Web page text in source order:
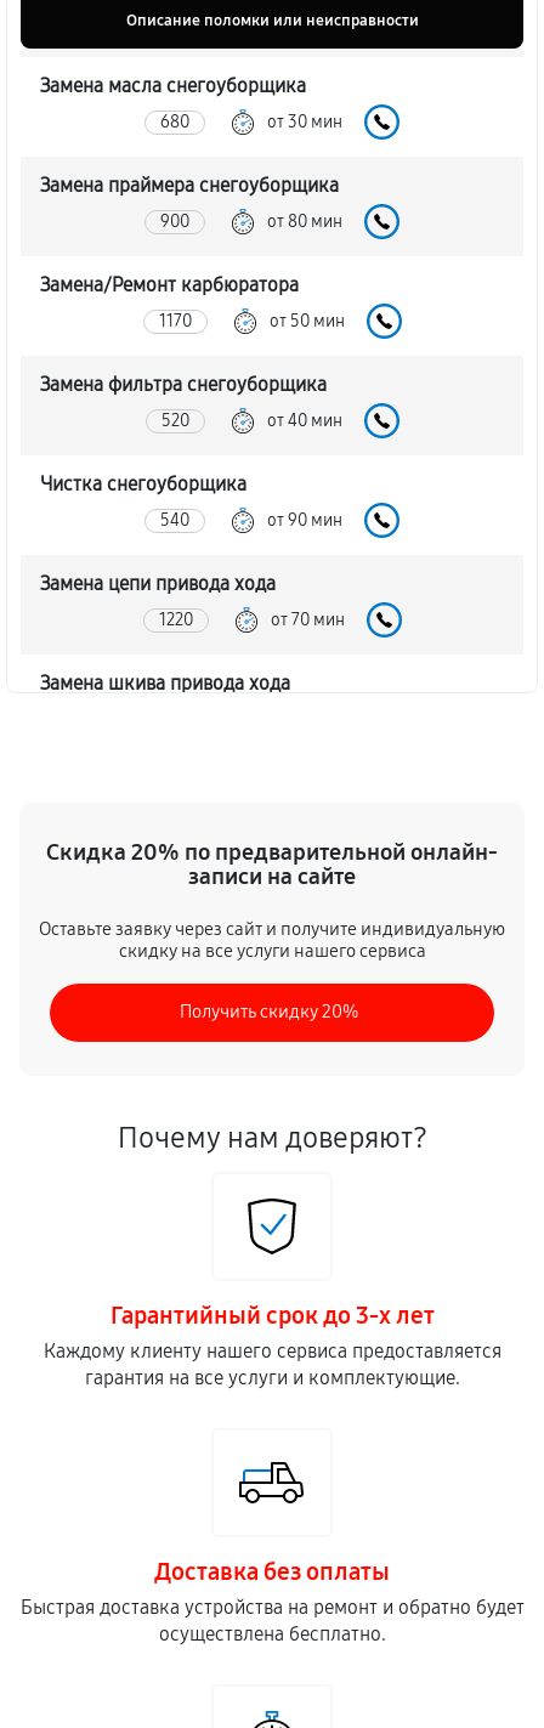
Описание поломки или неисправности
Замена масла снегоуборщика
680 от 30 мин
Замена праймера снегоуборщика
900 от 80 мин
Замена/Pемонт карбюратора
1170 от 50 мин
Замена фильтра снегоуборщика
520 от 40 мин
Чистка снегоуборщика
540 от 90 мин
Замена цепи привода хода
1220 от 70 мин
Замена шкива привода хода
Замена корпуса шнека
Смазка осей привода снегоуборщика
1260 от 50 мин
от 70 мин
810 от 50 мин
Замена кронштейна трансмиссии
Ремонт втулок колес снегоуборщика
Ремонт фрикционного диска
1620 от 40 мин
от 50 мин
Скидка 20% по предварительной онлайн-
записи на сайте
Оставьте заявку через сайт и получите индивидуальную
скидку на все услуги нашего сервиса
Получить скидку 20%
Почему нам доверяют?
Гарантийный срок до 3-х лет
Каждому клиенту нашего сервиса предоставляется
гарантия на все услуги и комплектующие.
Доставка без оплаты
Быстрая доставка устройства на ремонт и обратно будет
осуществлена бесплатно.